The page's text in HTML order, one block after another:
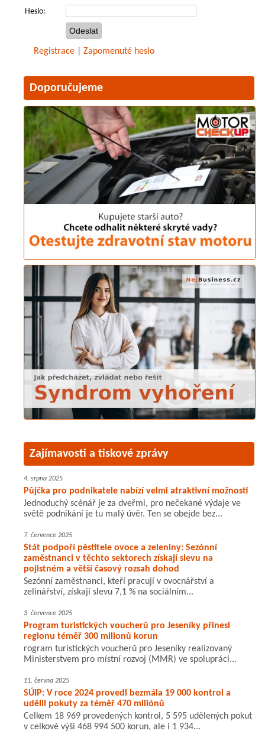
Heslo:
Registrace Zapomenuté heslo
Doporučujeme
Zajímavosti a tiskové zprávy
4. srpna 2025
Půjčka pro podnikatele nabízí velmi atraktivní možnosti
Jednoduchý scénář je za dveřmi, pro nečekané výdaje ve
světě podnikání je tu malý úvěr. Ten se obejde bez...
7. července 2025
Stát podpoří pěstitele ovoce a zeleniny: Sezónní
zaměstnanci v těchto sektorech získají slevu na
pojistném a větší časový rozsah dohod
Sezónní zaměstnanci, kteří pracují v ovocnářství a
zelinářství, získají slevu 7,1 % na sociálním...
3. července 2025
Program turistických voucherů pro Jeseníky přinesl
regionu téměř 300 milionů korun
rogram turistických voucherů pro Jeseníky realizovaný
Ministerstvem pro místní rozvoj (MMR) ve spolupráci...
11. června 2025
SÚIP: V roce 2024 provedl bezmála 19 000 kontrol a
udělil pokuty za téměř 470 miliónů
Celkem 18 969 provedených kontrol, 5 595 udělených pokut
v celkové výši 468 994 500 korun, ale i 1 934...